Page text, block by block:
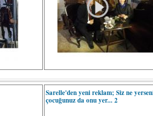
Sarelle'den yeni reklam; Siz ne
çocuğunuz da onu yer... 2